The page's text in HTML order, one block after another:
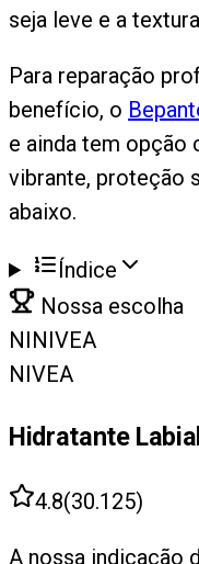
seja leve e a
Para reparação
benefício, o
e ainda tem opção
vibrante, proteção
abaixo.
Índice
Nossa escolha
NINIVEA
NIVEA
Hidratante
4.8(30.125)
A nossa indicação